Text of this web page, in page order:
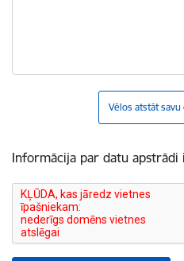
Vēlos atstāt savu
Informācija par datu apstrādi